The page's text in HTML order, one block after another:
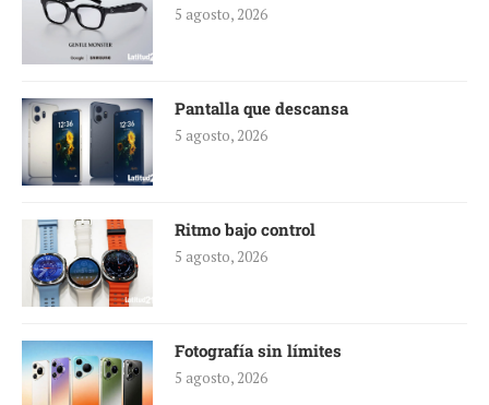
5 agosto, 2026
Pantalla que descansa
5 agosto, 2026
Ritmo bajo control
5 agosto, 2026
Fotografía sin límites
5 agosto, 2026